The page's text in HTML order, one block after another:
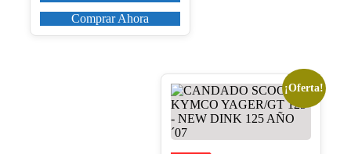
era:
58,32€.
es:
52,50€.
Comprar Ahora
¡Oferta!